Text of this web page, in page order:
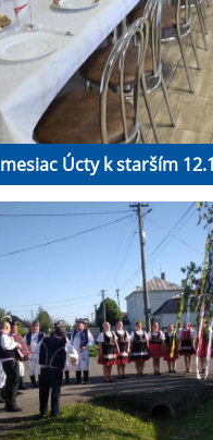
mesiac Úcty k starším